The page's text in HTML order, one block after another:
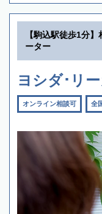
【駒込駅徒歩1分
ーター
ヨシダ･リ
オンライン相談可 全